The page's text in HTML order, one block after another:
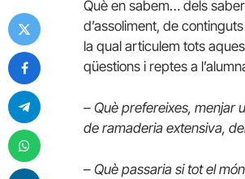
Què en sabem… dels
d’assoliment, de
la qual articulem tots
qüestions i reptes a
– Què prefereixes, menjar
de ramaderia extensiva,
– Què passaria si tot el